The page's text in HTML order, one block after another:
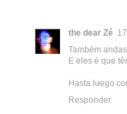
the dear Zé
Também
E eles é que
Hasta luego
Responder